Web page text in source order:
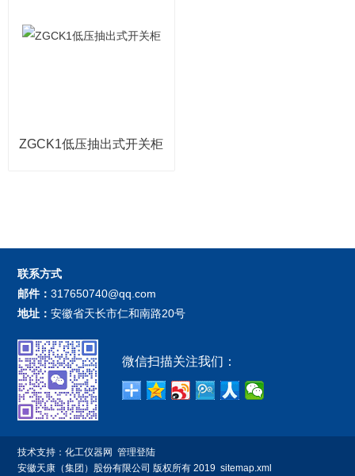
ZGCK1低压抽出式开关柜
联系方式
邮件：317650740@qq.com
地址：安徽省天长市仁和南路20号
微信扫描关注我们：
技术支持：化工仪器网
管理登陆
安徽天康（集团）股份有限公司 版权所有 2019 sitemap.xml